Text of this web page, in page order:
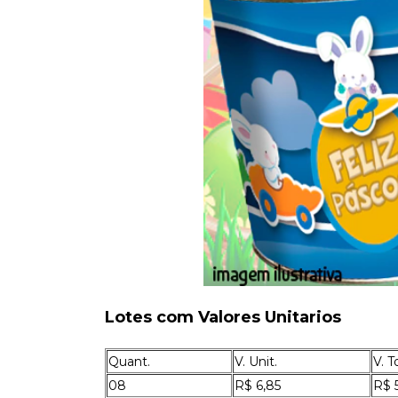
Lotes com Valores Unitarios
Quant. V. Unit.
V.
08
R$ 6,85
R$